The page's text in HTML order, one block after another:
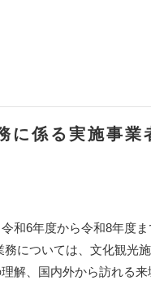
係る実施事業
和6年度から令和8年度
務については、文化観光
解、国内外から訪れる